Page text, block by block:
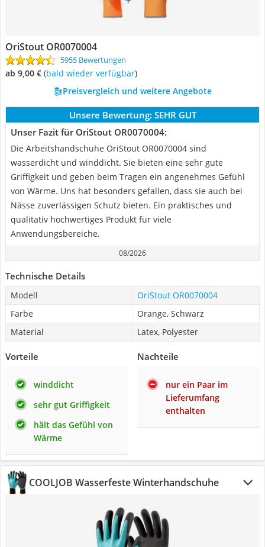
OriStout OR0070004
5955 Bewertungen
ab 9,00 € ( Bald wieder verfügbar)
Preisvergleich und weitere Angebote
Unsere Bewertung: SEHR GUT
Unser Fazit für OriStout OR0070004:
Die Arbeitshandschuhe OriStout OR0070004 sind
wasserdicht und winddicht. Sie bieten eine sehr gute
Griffigkeit und geben beim Tragen ein angenehmes Gefühl
von Wärme. Uns hat besonders gefallen, dass sie auch bei
Nässe zuverlässigen Schutz bieten. Ein praktisches und
qualitativ hochwertiges Produkt für viele
Anwendungsbereiche.
08/2026
Technische Details
Modell
OriStout OR0070004
Farbe
Orange, Schwarz
Material
Latex, Polyester
Vorteile
winddicht
sehr gut Griffigkeit
hält das Gefühl von
Wärme
Nachteile
nur ein Paar im
Lieferumfang
enthalten
COOLJOB Wasserfeste Winterhandschuhe